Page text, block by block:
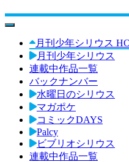
toggle navigation
月刊少年シリウス
月刊少年シリウス
連載中作品一覧
バックナンバー
水曜日のシリウス
マガポケ
コミックDAYS
Palcy
ビブリオシリウス
連載中作品一覧